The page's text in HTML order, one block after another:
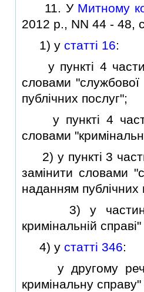
11. У Митному
2012 р., NN 44 - 48,
1) у статтi 16:
у пунктi 4
словами
публiчних послуг";
у пунктi 4
словами
2) у пунктi 3
замiнити словами
наданням публiчних
3) у частинi
кримiнальнiй
4) у статтi 346:
у другому
кримiнальну